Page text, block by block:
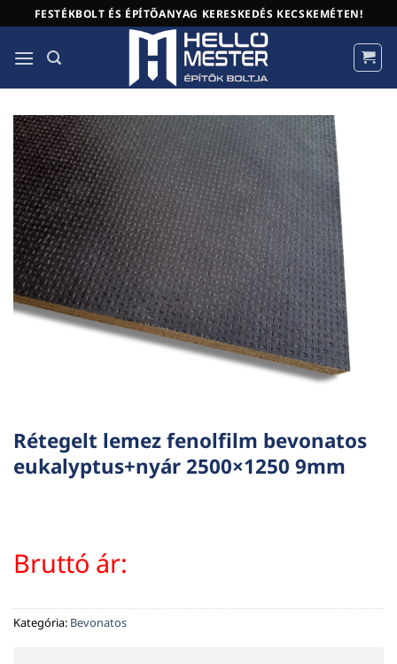
to
content
FESTÉKBOLT ÉS ÉPÍTŐANYAG KERESKEDÉS KECSKEMÉTEN!
Rétegelt lemez fenolfilm bevonatos
eukalyptus+nyár 2500×1250 9mm
Bruttó ár:
Kategória: Bevonatos